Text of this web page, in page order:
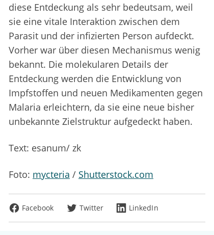
diese Entdeckung als sehr bedeutsam, weil
sie eine vitale Interaktion zwischen dem
Parasit und der infizierten Person aufdeckt.
Vorher war über diesen Mechanismus wenig
bekannt. Die molekularen Details der
Entdeckung werden die Entwicklung von
Impfstoffen und neuen Medikamenten gegen
Malaria erleichtern, da sie eine neue bisher
unbekannte Zielstruktur aufgedeckt haben.
Text: esanum/ zk
Foto: mycteria / Shutterstock.com
Facebook Twitter LinkedIn